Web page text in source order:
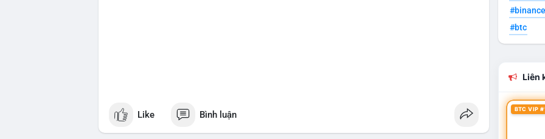
Like Bình luận
#btc
Liên
BTC VIP